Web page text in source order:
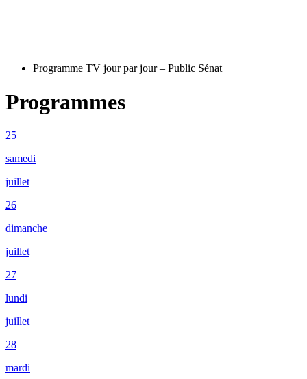
Programme TV jour par jour – Public Sénat
Programmes
25
samedi
juillet
26
dimanche
juillet
27
lundi
juillet
28
mardi